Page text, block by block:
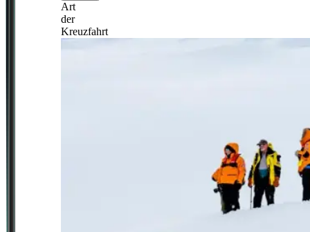
Art
der
Kreuzfahrt